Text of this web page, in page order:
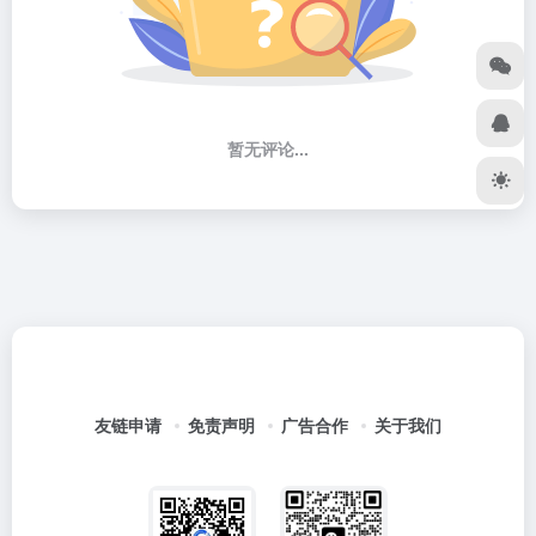
暂无评论...
友链申请 免责声明 广告合作 关于我们